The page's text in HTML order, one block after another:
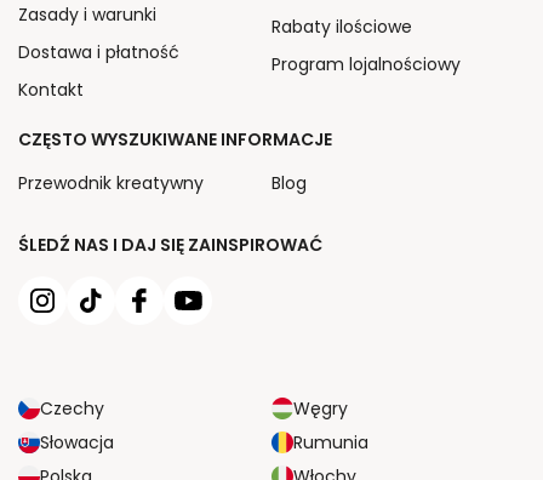
ŚLEDŹ NAS I DAJ SIĘ ZAINSPIROWAĆ
Czechy
Węgry
Słowacja
Rumunia
Zasady i warunki
Dostawa i płatność
Kontakt
Rabaty ilościowe
Program lojalnościowy
CZĘSTO WYSZUKIWANE INFORMACJE
Przewodnik kreatywny
Blog